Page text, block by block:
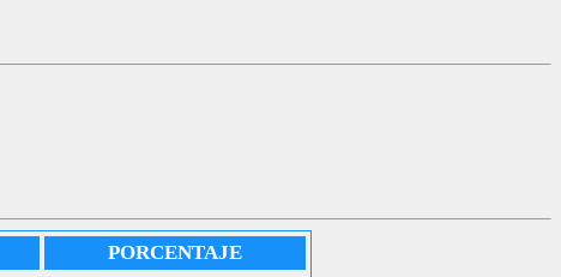
PORCENTAJE